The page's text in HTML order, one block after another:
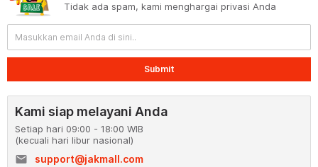
Tidak ada spam, kami menghargai privasi Anda
Submit
Kami siap melayani Anda
Setiap hari 09:00 - 18:00 WIB
(kecuali hari libur nasional)
email
support@jakmall.com